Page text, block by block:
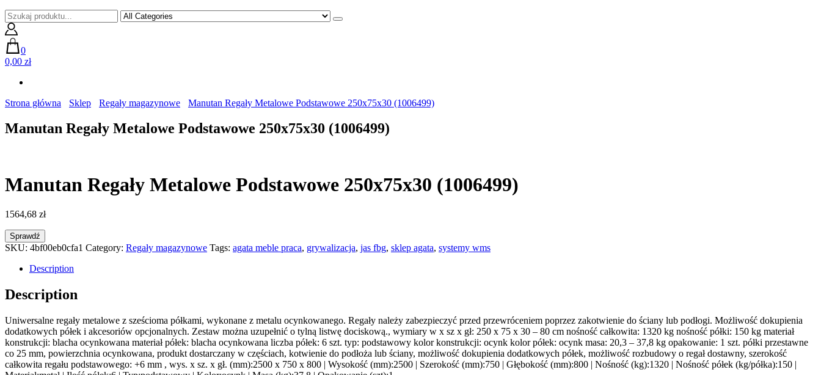
0
0,00 zł
Strona główna Sklep Regały magazynowe Manutan Regały Metalowe Podstawowe 250x75x30 (1006499)
Manutan Regały Metalowe Podstawowe 250x75x30 (1006499)
Manutan Regały Metalowe Podstawowe 250x75x30 (1006499)
1564,68 zł
Sprawdź
SKU: 4bf00eb0cfa1 Category: Regały magazynowe Tags: agata meble praca, grywalizacja, jas fbg, sklep agata, systemy wms
Description
Description
Uniwersalne regały metalowe z sześcioma półkami, wykonane z metalu ocynkowanego. Regały należy zabezpieczyć przed przewróceniem poprzez zakotwienie do ściany lub podłogi. Możliwość dokupienia
dodatkowych półek i akcesoriów opcjonalnych. Zestaw można uzupełnić o tylną listwę dociskową., wymiary w x sz x gł: 250 x 75 x 30 – 80 cm nośność całkowita: 1320 kg nośność półki: 150 kg materiał
konstrukcji: blacha ocynkowana materiał półek: blacha ocynkowana liczba półek: 6 szt. typ: podstawowy kolor konstrukcji: ocynk kolor półek: ocynk masa: 20,3 – 37,8 kg opakowanie: 1 szt. półki przestawne
co 25 mm, powierzchnia ocynkowana, produkt dostarczany w częściach, kotwienie do podłoża lub ściany, możliwość dokupienia dodatkowych półek, możliwość rozbudowy o regał dostawny, szerokość
całkowita regału podstawowego: +6 mm , wys. x sz. x gł. (mm):2500 x 750 x 800 | Wysokość (mm):2500 | Szerokość (mm):750 | Głębokość (mm):800 | Nośność (kg):1320 | Nośność półek (kg/półka):150 |